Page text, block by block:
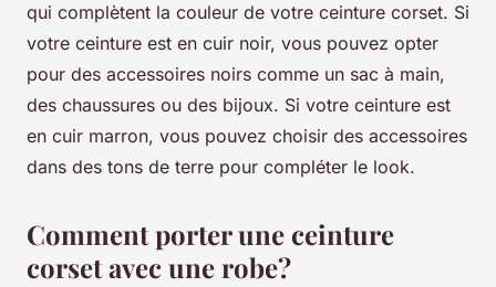
qui complètent la couleur de votre ceinture corset. Si
votre ceinture est en cuir noir, vous pouvez opter
pour des accessoires noirs comme un sac à main,
des chaussures ou des bijoux. Si votre ceinture est
en cuir marron, vous pouvez choisir des accessoires
dans des tons de terre pour compléter le look.
Comment porter une ceinture
corset avec une robe?